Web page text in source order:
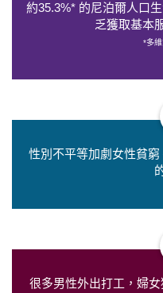
約35.3%* 的尼泊爾人口
乏獲取基本
*多
性別不平等加劇女性貧
很多男性外出打工，婦